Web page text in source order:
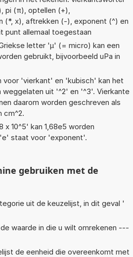
pi (π), optellen (+),
(*, x), aftrekken (-), exponent (^) en
punt allemaal toegestaan
letter 'µ' (= micro) kan een
gebruikt, bijvoorbeeld uPa in
voor 'vierkant' en 'kubisch' kan het
uit '^2' en '^3'. Vierkante
daarom worden geschreven als
cm^2.
x 10^5' kan 1,68e5 worden
staat voor 'exponent'.
gebruiken met de
uit de keuzelijst, in dit geval '
waarde in die u wilt omrekenen ---
de eenheid die overeenkomt met